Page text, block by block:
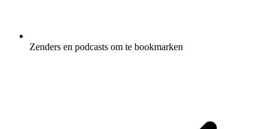
Zenders en podcasts om te bookmarken